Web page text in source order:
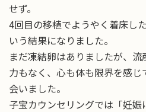
せず。
4回目の移植でようやく着床し
いう結果になりました。
まだ凍結卵はありましたが、
力もなく、心も体も限界を感
会いました。
子宝カウンセリングでは「妊